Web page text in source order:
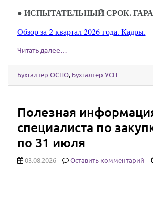
● ИСПЫТАТЕЛЬНЫЙ СРОК.
Обзор за 2 квартал 2026 года. Кадры.
Читать далее…
Бухгалтер ОСНО, Бухгалтер УСН
Полезная
специалиста по
по 31 июля
03.08.2026 Оставить комментарий